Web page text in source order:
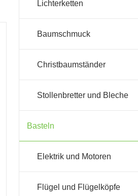
Lichterketten
Baumschmuck
Christbaumständer
Stollenbretter und Bleche
Basteln
Elektrik und Motoren
Flügel und Flügelköpfe